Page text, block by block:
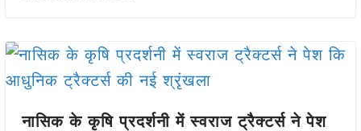
नासिक के कृषि प्रदर्शनी में स्वराज ट्रैक्टर्स ने पेश